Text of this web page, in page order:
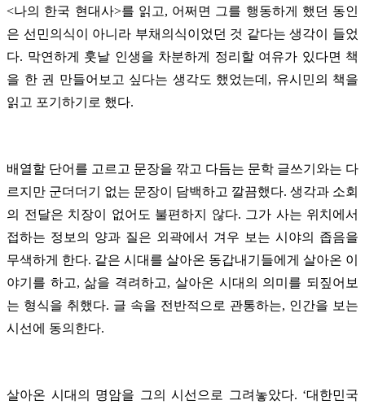
<나의 한국 현대사>를 읽고, 어쩌면 그를 행동하게 했던 동인
은 선민의식이 아니라 부채의식이었던 것 같다는 생각이 들었
다. 막연하게 훗날 인생을 차분하게 정리할 여유가 있다면 책
을 한 권 만들어보고 싶다는 생각도 했었는데, 유시민의 책을
읽고 포기하기로 했다.
배열할 단어를 고르고 문장을 깎고 다듬는 문학 글쓰기와는 다
르지만 군더더기 없는 문장이 담백하고 깔끔했다. 생각과 소회
의 전달은 치장이 없어도 불편하지 않다. 그가 사는 위치에서
접하는 정보의 양과 질은 외곽에서 겨우 보는 시야의 좁음을
무색하게 한다. 같은 시대를 살아온 동갑내기들에게 살아온 이
야기를 하고, 삶을 격려하고, 살아온 시대의 의미를 되짚어보
는 형식을 취했다. 글 속을 전반적으로 관통하는, 인간을 보는
시선에 동의한다.
살아온 시대의 명암을 그의 시선으로 그려놓았다. ‘대한민국